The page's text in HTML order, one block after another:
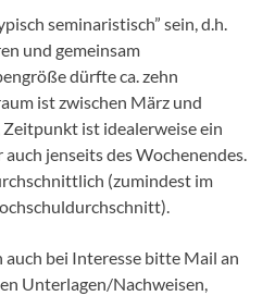
seminaristisch” sein, d.h.
und gemeinsam
dürfte ca. zehn
ist zwischen März und
ist idealerweise ein
auch jenseits des Wochenendes.
(zumindest im
bei Interesse bitte Mail an
Unterlagen/Nachweisen,